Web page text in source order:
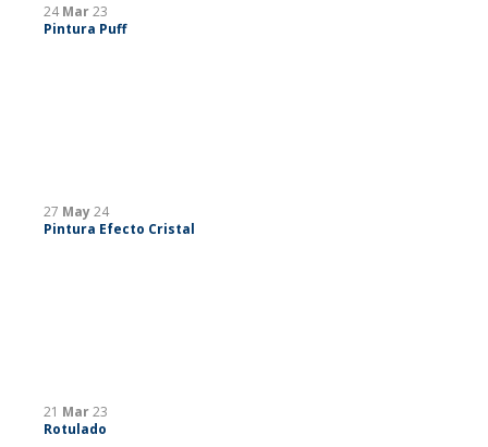
24Mar23
Pintura Puff
27 May24
Pintura Efecto Cristal
21 Mar23
Rotulado